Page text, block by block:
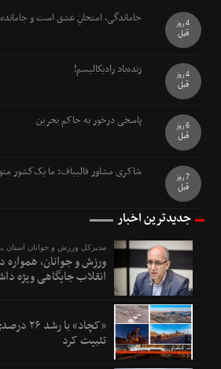
جاماندگی، امتحانِ عشق است و
4 روز
قبل
زنده‌باد رادیکالیسم!
4 روز
قبل
پاسخی درخور به حاکم بحرین
6 روز
قبل
شاکری مشاور قالیباف: ما یک‌کشور
7 روز
قبل
جدیدترین اخبار
مدیرکل ورزش و جوانان استان
ورزش و جوانان، همواره
انقلاب جایگاهی ویژه
«کچاد»
تثبیت کرد